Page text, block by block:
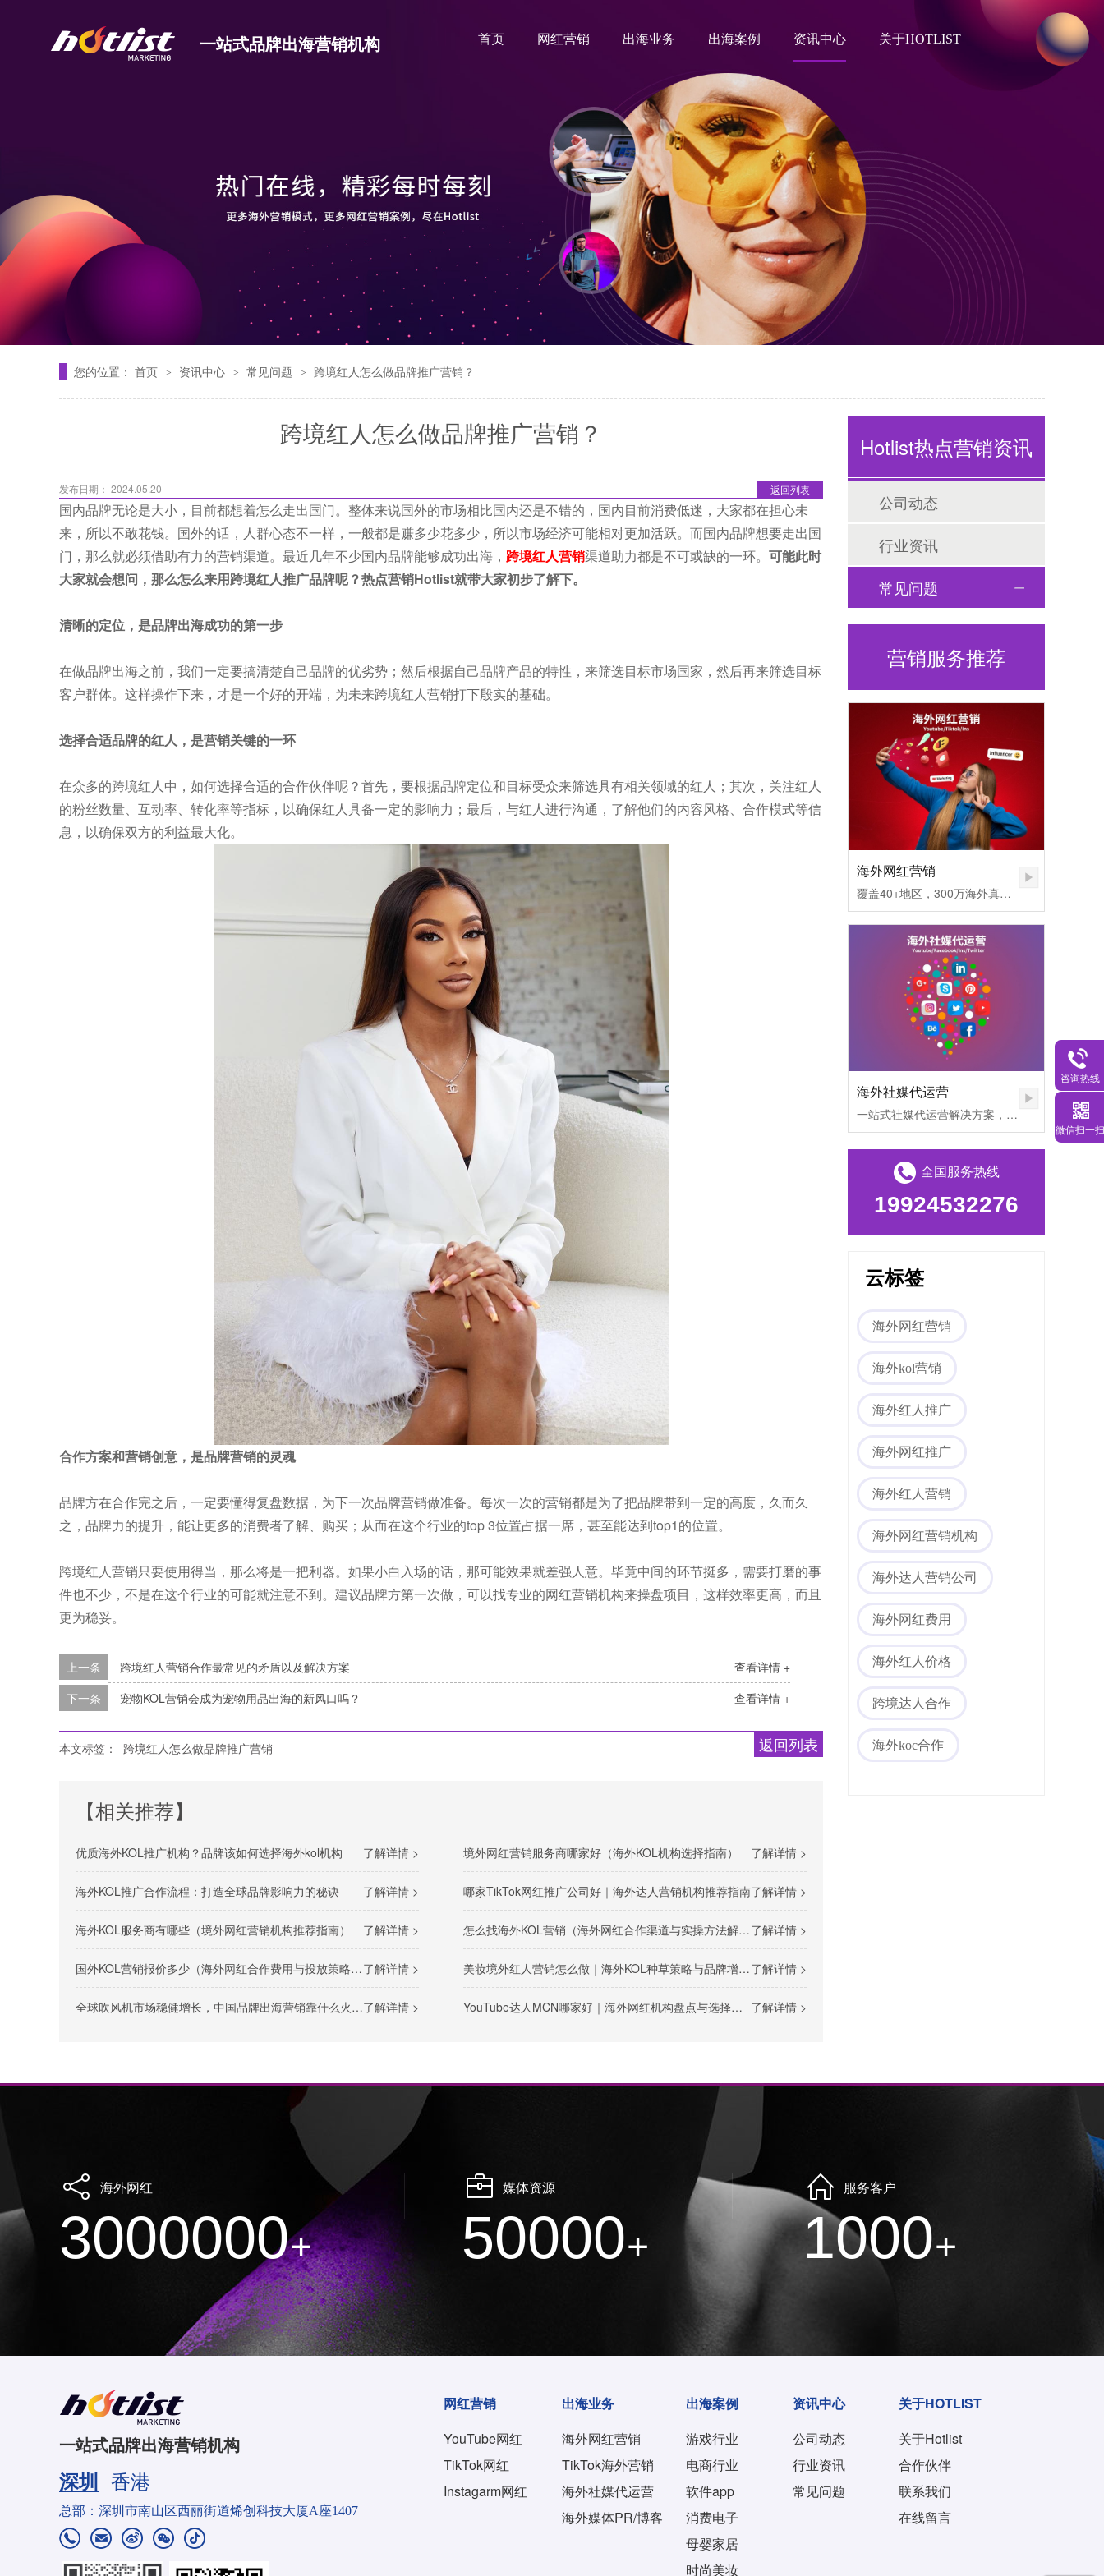
一站式品牌出海营销机构 首页 网红营销 出海业务 出海案例 资讯中心 关于HOTLIST
您的位置： 首页 > 资讯中心 > 常见问题 > 跨境红人怎么做品牌推广营销？
跨境红人怎么做品牌推广营销？
返回列表
发布日期： 2024.05.20
国内品牌无论是大小，目前都想着怎么走出国门。整体来说国外的市场相比国内还是不错的，国内目前消费低迷，大家都在担心未
来，所以不敢花钱。国外的话，人群心态不一样，一般都是赚多少花多少，所以市场经济可能相对更加活跃。而国内品牌想要走出国
门，那么就必须借助有力的营销渠道。最近几年不少国内品牌能够成功出海， 跨境红人营销渠道助力都是不可或缺的一环。 可能此时
大家就会想问，那么怎么来用跨境红人推广品牌呢？热点营销Hotlist就带大家初步了解下。
清晰的定位，是品牌出海成功的第一步
在做品牌出海之前，我们一定要搞清楚自己品牌的优劣势；然后根据自己品牌产品的特性，来筛选目标市场国家，然后再来筛选目标
客户群体。这样操作下来，才是一个好的开端，为未来跨境红人营销打下殷实的基础。
选择合适品牌的红人，是营销关键的一环
在众多的跨境红人中，如何选择合适的合作伙伴呢？首先，要根据品牌定位和目标受众来筛选具有相关领域的红人；其次，关注红人
的粉丝数量、互动率、转化率等指标，以确保红人具备一定的影响力；最后，与红人进行沟通，了解他们的内容风格、合作模式等信
息，以确保双方的利益最大化。
合作方案和营销创意，是品牌营销的灵魂
品牌方在合作完之后，一定要懂得复盘数据，为下一次品牌营销做准备。每次一次的营销都是为了把品牌带到一定的高度，久而久
之，品牌力的提升，能让更多的消费者了解、购买；从而在这个行业的top 3位置占据一席，甚至能达到top1的位置。
跨境红人营销只要使用得当，那么将是一把利器。如果小白入场的话，那可能效果就差强人意。毕竟中间的环节挺多，需要打磨的事
件也不少，不是在这个行业的可能就注意不到。建议品牌方第一次做，可以找专业的网红营销机构来操盘项目，这样效率更高，而且
更为稳妥。
查看详情 +
上一条
跨境红人营销合作最常见的矛盾以及解决方案
查看详情 +
下一条 宠物KOL营销会成为宠物用品出海的新风口吗？
返回列表
本文标签： 跨境红人怎么做品牌推广营销
【相关推荐】
了解详情 >
优质海外KOL推广机构？品牌该如何选择海外kol机构 了解详情 >
境外网红营销服务商哪家好（海外KOL机构选择指南）
了解详情 >
海外KOL推广合作流程：打造全球品牌影响力的秘诀 了解详情 >
哪家TikTok网红推广公司好｜海外达人营销机构推荐指南
了解详情 >
海外KOL服务商有哪些（境外网红营销机构推荐指南） 了解详情 >
怎么找海外KOL营销（海外网红合作渠道与实操方法解析）
了解详情 >
国外KOL营销报价多少（海外网红合作费用与投放策略解析） 了解详情 >
美妆境外红人营销怎么做｜海外KOL种草策略与品牌增长路径
了解详情 >
全球吹风机市场稳健增长，中国品牌出海营销靠什么火出圈？ 了解详情 >
YouTube达人MCN哪家好｜海外网红机构盘点与选择参考
Hotlist热点营销资讯
公司动态
行业资讯
常见问题
营销服务推荐
海外网红营销
覆盖40+地区，300万海外真实网红匹配，不同社媒平台发布内容矩阵，快速提高品牌认知度。1.无需百万粉丝，也可让您的品牌和产品一夜爆红
海外社媒代运营
一站式社媒代运营解决方案，帮助出海企业打破文化壁垒，提升海外私域流量。
全国服务热线
19924532276
云标签
海外网红营销
海外kol营销
海外红人推广
海外网红推广
海外红人营销
海外网红营销机构
海外达人营销公司
海外网红费用
海外红人价格
跨境达人合作
海外koc合作
海外网红
3000000+
媒体资源
50000+
服务客户
1000+
一站式品牌出海营销机构
深圳 香港
分部：香港九龙旺角弥敦道721-725号华比银行大厦
网红营销
YouTube网红
TikTok网红
Instagarm网红
出海业务
海外网红营销
TikTok海外营销
海外社媒代运营
海外媒体PR/博客
出海案例
游戏行业
电商行业
软件app
消费电子
母婴家居
时尚美妆
资讯中心
公司动态
行业资讯
常见问题
关于HOTLIST
关于Hotlist
合作伙伴
联系我们
在线留言
咨询热线
微信扫一扫